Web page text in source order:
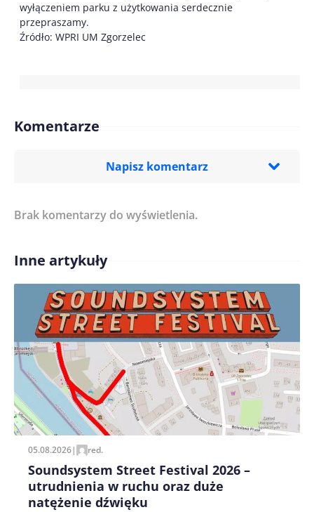
wyłączeniem parku z użytkowania serdecznie
przepraszamy.
Źródło: WPRI UM Zgorzelec
Komentarze
Napisz komentarz
Treść komentarza*
Imię/ Nick*
Zapamiętaj moje dane w tej przeglądarce podczas
pisania kolejnych komentarzy.
Brak komentarzy do wyświetlenia.
Inne artykuły
05.08.2026| red.
Soundsystem Street Festival 2026 –
utrudnienia w ruchu oraz duże
natężenie dźwięku